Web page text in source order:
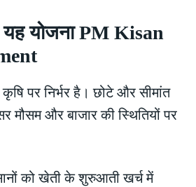
यह योजना PM Kisan
पर निर्भर है। छोटे और सीमांत
मौसम और बाजार की स्थितियों पर
को खेती के शुरुआती खर्च में